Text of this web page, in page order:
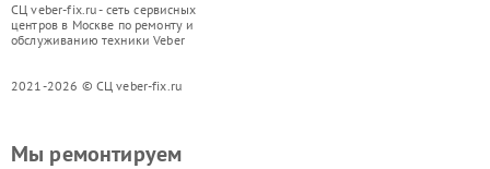
СЦ veber-fix.ru - сеть сервисных
центров в Москве по ремонту и
обслуживанию техники Veber
2021-2026 © СЦ veber-fix.ru
Мы ремонтируем